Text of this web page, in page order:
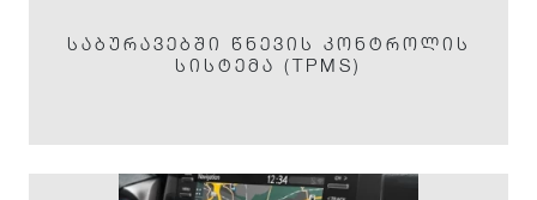
ᲡᲐᲑᲣᲠᲐᲕᲔᲑᲨᲘ ᲬᲜᲔᲕᲘᲡ ᲙᲝᲜᲢᲠᲝᲚᲘᲡ
ᲡᲘᲡᲢᲔᲛᲐ (TPMS)